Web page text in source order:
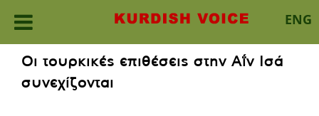
ENG
content
Οι τουρκικές επιθέσεις στην Αΐν Ισά
συνεχίζονται